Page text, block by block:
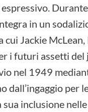
in un
cui Jackie
i futuri assetti del
nel 1949
dall’ingaggio per
sua inclusione